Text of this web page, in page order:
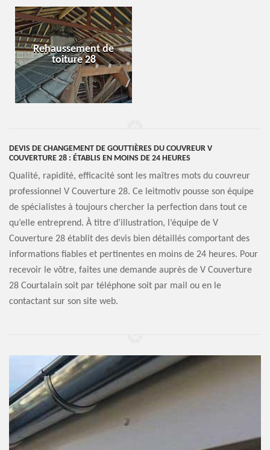
Rehaussement de
toiture 28
DEVIS DE CHANGEMENT DE GOUTTIÈRES DU COUVREUR V
COUVERTURE 28 : ÉTABLIS EN MOINS DE 24 HEURES
Qualité, rapidité, efficacité sont les maîtres mots du couvreur
professionnel V Couverture 28. Ce leitmotiv pousse son équipe
de spécialistes à toujours chercher la perfection dans tout ce
qu’elle entreprend. À titre d’illustration, l’équipe de V
Couverture 28 établit des devis bien détaillés comportant des
informations fiables et pertinentes en moins de 24 heures. Pour
recevoir le vôtre, faites une demande auprès de V Couverture
28 Courtalain soit par téléphone soit par mail ou en le
contactant sur son site web.